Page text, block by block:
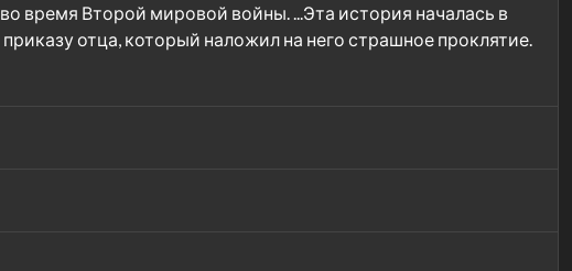
время Второй мировой войны. ...Эта история началась в
отца, который наложил на него страшное проклятие.